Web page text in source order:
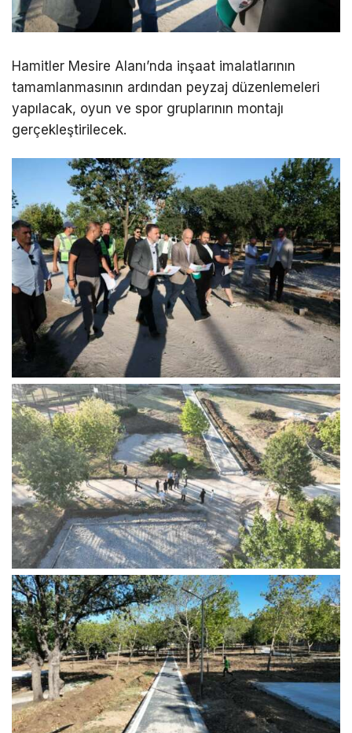
Hamitler Mesire Alanı’nda inşaat imalatlarının
tamamlanmasının ardından peyzaj düzenlemeleri
yapılacak, oyun ve spor gruplarının montajı
gerçekleştirilecek.